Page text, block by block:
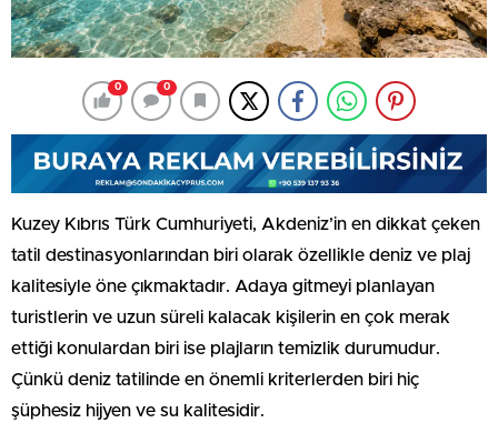
0 0
Kuzey Kıbrıs Türk Cumhuriyeti, Akdeniz’in en dikkat çeken
tatil destinasyonlarından biri olarak özellikle deniz ve plaj
kalitesiyle öne çıkmaktadır. Adaya gitmeyi planlayan
turistlerin ve uzun süreli kalacak kişilerin en çok merak
ettiği konulardan biri ise plajların temizlik durumudur.
Çünkü deniz tatilinde en önemli kriterlerden biri hiç
şüphesiz hijyen ve su kalitesidir.